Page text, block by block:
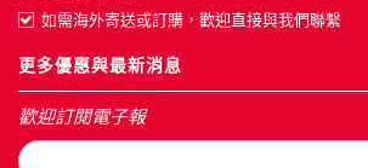
如需海外寄送或訂購，歡迎直接與我們聯繫
更多優惠與最新消息
歡迎訂閱電子報